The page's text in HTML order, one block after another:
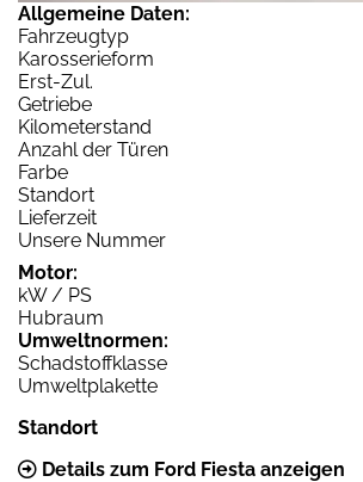
Allgemeine Daten:
Fahrzeugtyp
Karosserieform
Erst-Zul.
Getriebe
Kilometerstand
Anzahl der Türen
Farbe
Standort
Lieferzeit
Unsere Nummer
Motor:
kW / PS
Hubraum
Umweltnormen:
Schadstoffklasse
Umweltplakette
Standort
Details zum Ford Fiesta anzeigen